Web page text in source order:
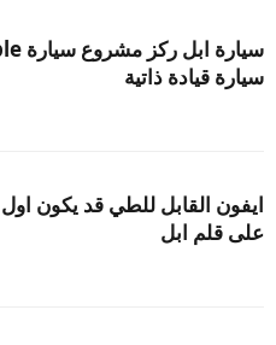
سيارة قيادة ذاتية
ايفون القابل للطي قد يكون
على قلم ابل